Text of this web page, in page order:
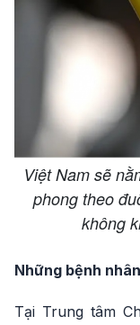
Việt Nam sẽ
phong theo
không
Những bệnh
Tại Trung tâm